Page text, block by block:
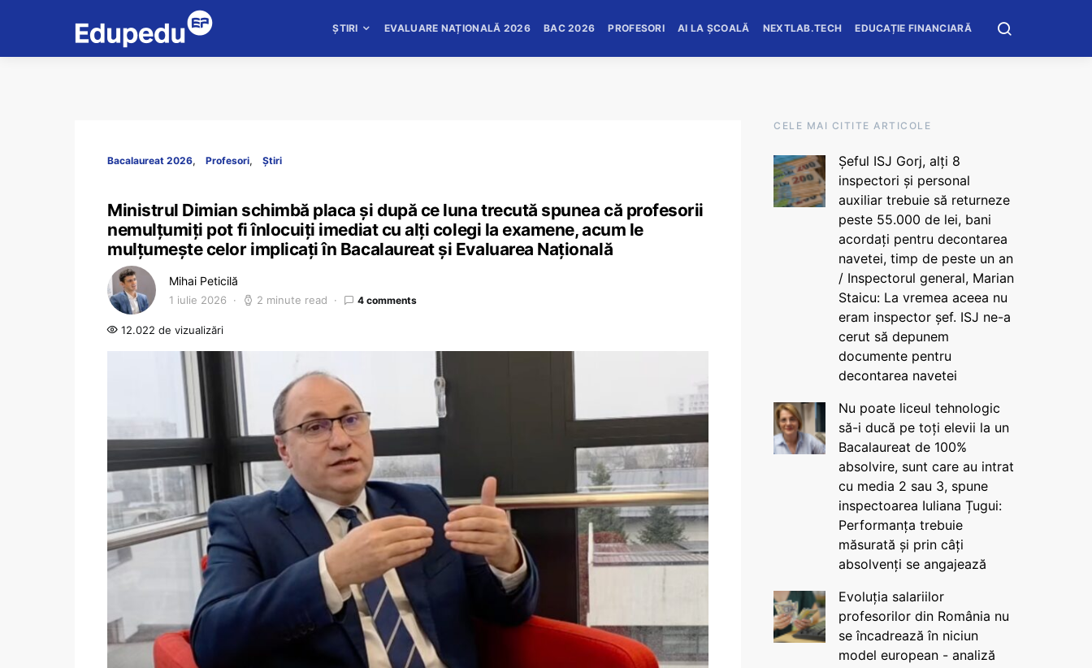
ȘTIRI EVALUARE NAȚIONALĂ 2026 BAC 2026 PROFESORI AI LA ȘCOALĂ NEXTLAB.TECH EDUCAȚIE FINANCIARĂ
Bacalaureat 2026 Profesori Știri
Ministrul Dimian schimbă placa și după ce luna trecută spunea că profesorii
nemulțumiți pot fi înlocuiți imediat cu alți colegi la examene, acum le
mulțumește celor implicați în Bacalaureat și Evaluarea Națională
Mihai Peticilă
1 iulie 2026 2 minute read 4 comments
12.022 de vizualizări
CELE MAI CITITE ARTICOLE
Șeful ISJ Gorj, alți 8
inspectori și personal
auxiliar trebuie să returneze
peste 55.000 de lei, bani
acordați pentru decontarea
navetei, timp de peste un an
/ Inspectorul general, Marian
Staicu: La vremea aceea nu
eram inspector șef. ISJ ne-a
cerut să depunem
documente pentru
decontarea navetei
Nu poate liceul tehnologic
să-i ducă pe toți elevii la un
Bacalaureat de 100%
absolvire, sunt care au intrat
cu media 2 sau 3, spune
inspectoarea Iuliana Țugui:
Performanța trebuie
măsurată și prin câți
absolvenți se angajează
Evoluția salariilor
profesorilor din România nu
se încadrează în niciun
model european - analiză